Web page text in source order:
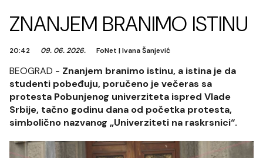
ZNANJEM BRANIMO ISTINU
20:42 09. 06. 2026. FoNet |Ivana Šanjević
BEOGRAD - Znanjem branimo istinu, a istina je da
studenti pobeđuju, poručeno je večeras sa
protesta Pobunjenog univerziteta ispred Vlade
Srbije, tačno godinu dana od početka protesta,
simbolično nazvanog „Univerziteti na raskrsnici“.